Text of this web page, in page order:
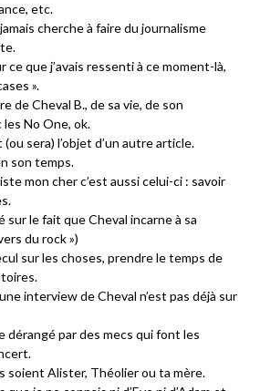
etc.
cherche à faire du journalisme
ce que j’avais ressenti à ce moment-là,
».
de Cheval B., de sa vie, de son
No One, ok.
sera) l’objet d’un autre article.
son temps.
mon cher c’est aussi celui-ci : savoir
sur le fait que Cheval incarne à sa
du rock »)
sur les choses, prendre le temps de
interview de Cheval n’est pas déjà sur
dérangé par des mecs qui font les
soient Alister, Théolier ou ta mère.